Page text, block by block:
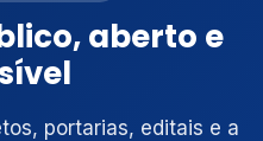
aberto e
portarias, editais e a